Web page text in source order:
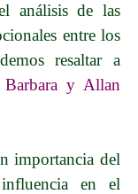
análisis de las
entre los
resaltar a
y Allan
importancia del
en el